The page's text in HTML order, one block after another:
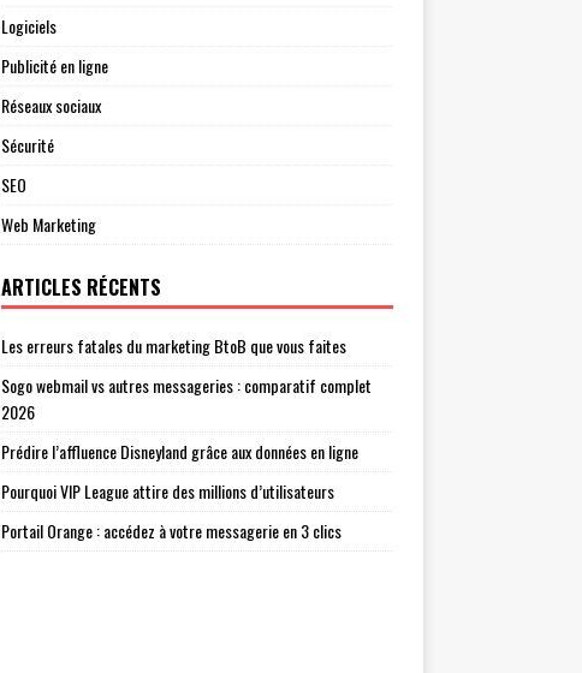
Logiciels
Publicité en ligne
Réseaux sociaux
Sécurité
SEO
Web Marketing
ARTICLES RÉCENTS
Les erreurs fatales du marketing BtoB que vous faites
Sogo webmail vs autres messageries : comparatif complet
2026
Prédire l’affluence Disneyland grâce aux données en ligne
Pourquoi VIP League attire des millions d’utilisateurs
Portail Orange : accédez à votre messagerie en 3 clics